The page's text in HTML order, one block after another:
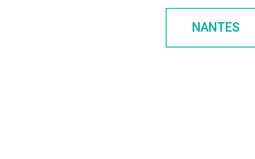
NANTES